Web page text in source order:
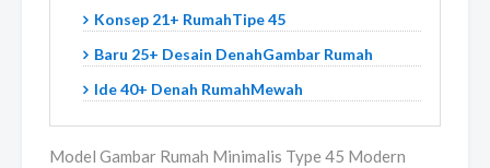
Konsep 21+ RumahTipe 45
Baru 25+ Desain DenahGambar Rumah
Ide 40+ Denah RumahMewah
Model Gambar Rumah Minimalis Type 45 Modern